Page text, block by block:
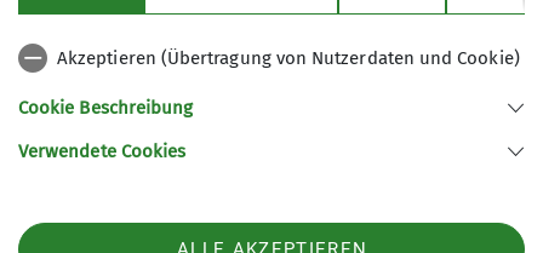
Service
Sektion Markt Schwaben des Deutschen Alpenvereins e.V.
Telefon +4981219891680
Akzeptieren (Übertragung von Nutzerdaten und Cookie)
Cookie Beschreibung
Verwendete Cookies